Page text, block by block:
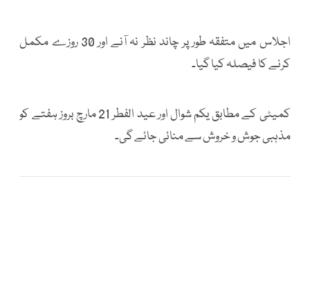
اجلاس میں متفقہ طور پر چاند نظر نہ آنے اور 30 روزے مکمل
کرنے کا فیصلہ کیا گیا۔
کمیٹی کے مطابق یکم شوال اور عید الفطر 21 مارچ بروز ہفتے کو
مذہبی جوش و خروش سے منائی جائے گی۔